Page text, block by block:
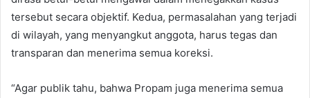
tersebut secara objektif. Kedua, permasalahan yang terjadi
di wilayah, yang menyangkut anggota, harus tegas dan
transparan dan menerima semua koreksi.
“Agar publik tahu, bahwa Propam juga menerima semua